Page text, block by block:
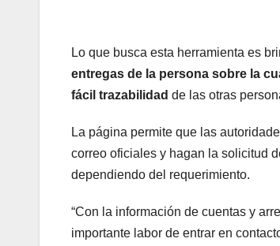
Lo que busca esta herramienta es
entregas de la persona sobre la
fácil trazabilidad de las otras
La página permite que las
correo oficiales y hagan la solicitud
dependiendo del requerimiento.
“Con la información de cuentas y
importante labor de entrar en